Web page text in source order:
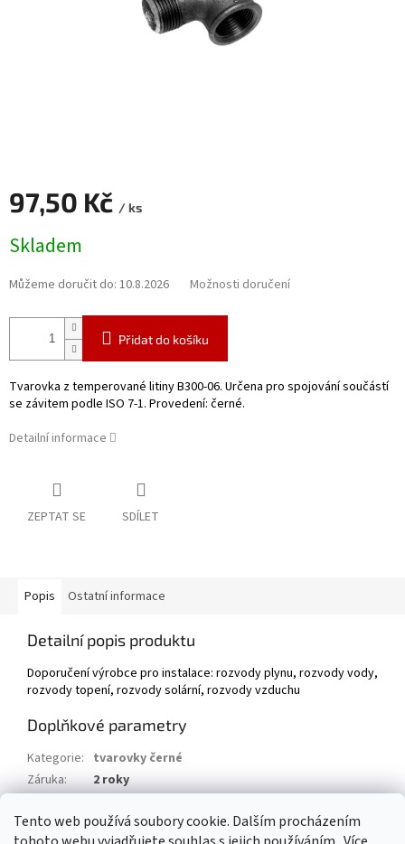
Tento web používá soubory cookie. Dalším procházením
97,50 Kč / ks
cena:
Skladem
Můžeme doručit do: 10.8.2026 Možnosti doručení
Přidat do košíku
Tvarovka z temperované litiny B300-06. Určena pro spojování součástí
se závitem podle ISO 7-1. Provedení: černé.
Detailní informace
ZEPTAT SE SDÍLET
Popis Ostatní informace
Detailní popis produktu
Doporučení výrobce pro instalace: rozvody plynu, rozvody vody,
rozvody topení, rozvody solární, rozvody vzduchu
Doplňkové parametry
Kategorie: tvarovky černé
Záruka:
2 roky
EAN: 8592018103214